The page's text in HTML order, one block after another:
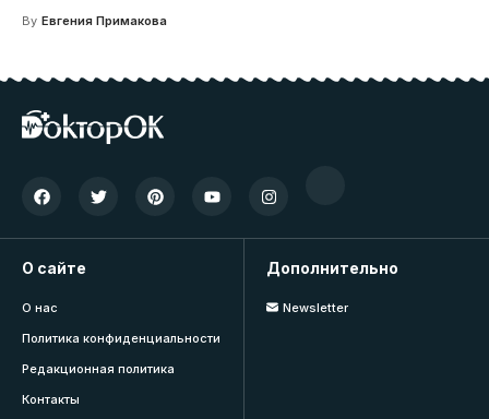
By Евгения Примакова
О сайте
О нас
Политика конфиденциальности
Редакционная политика
Контакты
Дополнительно
Newsletter